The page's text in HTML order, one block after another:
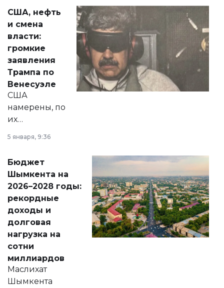
актуальных тем —
от слухов о
политических
реформах до
вопросов армии,
экономики и
личного здоровья.
США, нефть
и смена
власти:
громкие
заявления
Трампа по
Венесуэле
США
намерены, по
их
принести
народу
Венесуэлы.
5 января, 9:36
Бюджет
Шымкента на
2026–2028 годы:
рекордные
доходы и
долговая
нагрузка на
сотни
миллиардов
Маслихат
Шымкента